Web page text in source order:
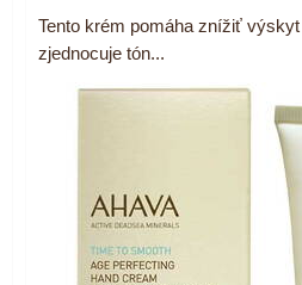
Tento krém pomáha znížiť
zjednocuje tón...